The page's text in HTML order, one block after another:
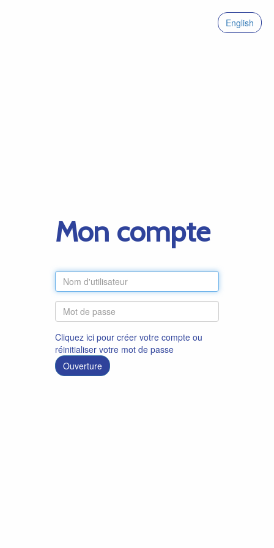
English
Mon compte
Cliquez ici pour créer votre compte ou
réinitialiser votre mot de passe